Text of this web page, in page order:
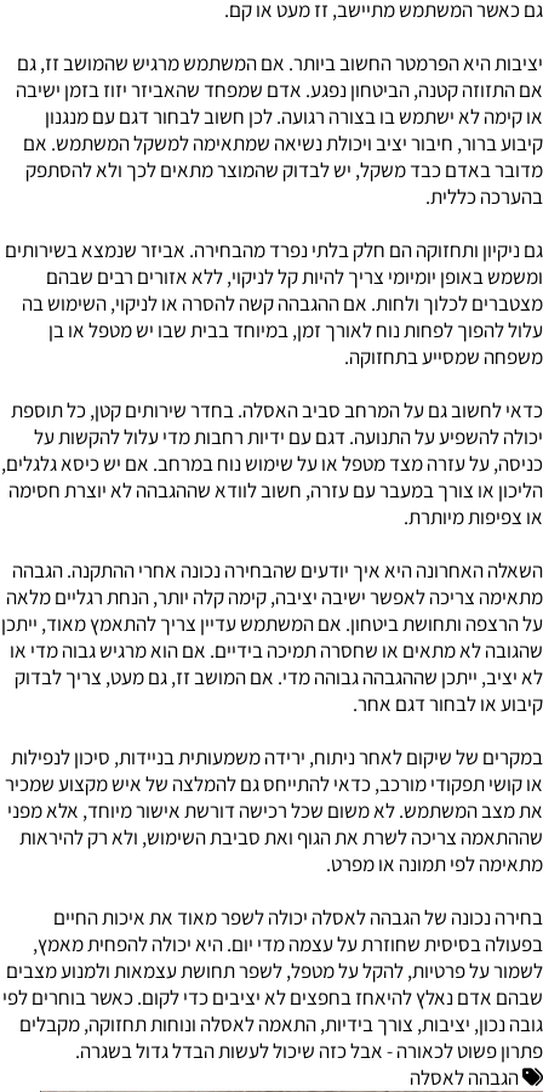
גם כאשר המשתמש מתיישב, זז מעט או קם.
יציבות היא הפרמטר החשוב ביותר. אם המשתמש מרגיש שהמושב זז, גם
אם התזוזה קטנה, הביטחון נפגע. אדם שמפחד שהאביזר יזוז בזמן ישיבה
או קימה לא ישתמש בו בצורה רגועה. לכן חשוב לבחור דגם עם מנגנון
קיבוע ברור, חיבור יציב ויכולת נשיאה שמתאימה למשקל המשתמש. אם
מדובר באדם כבד משקל, יש לבדוק שהמוצר מתאים לכך ולא להסתפק
בהערכה כללית.
גם ניקיון ותחזוקה הם חלק בלתי נפרד מהבחירה. אביזר שנמצא בשירותים
ומשמש באופן יומיומי צריך להיות קל לניקוי, ללא אזורים רבים שבהם
מצטברים לכלוך ולחות. אם ההגבהה קשה להסרה או לניקוי, השימוש בה
עלול להפוך לפחות נוח לאורך זמן, במיוחד בבית שבו יש מטפל או בן
משפחה שמסייע בתחזוקה.
כדאי לחשוב גם על המרחב סביב האסלה. בחדר שירותים קטן, כל תוספת
יכולה להשפיע על התנועה. דגם עם ידיות רחבות מדי עלול להקשות על
כניסה, על עזרה מצד מטפל או על שימוש נוח במרחב. אם יש כיסא גלגלים,
הליכון או צורך במעבר עם עזרה, חשוב לוודא שההגבהה לא יוצרת חסימה
או צפיפות מיותרת.
השאלה האחרונה היא איך יודעים שהבחירה נכונה אחרי ההתקנה. הגבהה
מתאימה צריכה לאפשר ישיבה יציבה, קימה קלה יותר, הנחת רגליים מלאה
על הרצפה ותחושת ביטחון. אם המשתמש עדיין צריך להתאמץ מאוד, ייתכן
שהגובה לא מתאים או שחסרה תמיכה בידיים. אם הוא מרגיש גבוה מדי או
לא יציב, ייתכן שההגבהה גבוהה מדי. אם המושב זז, גם מעט, צריך לבדוק
קיבוע או לבחור דגם אחר.
במקרים של שיקום לאחר ניתוח, ירידה משמעותית בניידות, סיכון לנפילות
או קושי תפקודי מורכב, כדאי להתייחס גם להמלצה של איש מקצוע שמכיר
את מצב המשתמש. לא משום שכל רכישה דורשת אישור מיוחד, אלא מפני
שההתאמה צריכה לשרת את הגוף ואת סביבת השימוש, ולא רק להיראות
מתאימה לפי תמונה או מפרט.
בחירה נכונה של הגבהה לאסלה יכולה לשפר מאוד את איכות החיים
בפעולה בסיסית שחוזרת על עצמה מדי יום. היא יכולה להפחית מאמץ,
לשמור על פרטיות, להקל על מטפל, לשפר תחושת עצמאות ולמנוע מצבים
שבהם אדם נאלץ להיאחז בחפצים לא יציבים כדי לקום. כאשר בוחרים לפי
גובה נכון, יציבות, צורך בידיות, התאמה לאסלה ונוחות תחזוקה, מקבלים
פתרון פשוט לכאורה - אבל כזה שיכול לעשות הבדל גדול בשגרה.
הגבהה לאסלה